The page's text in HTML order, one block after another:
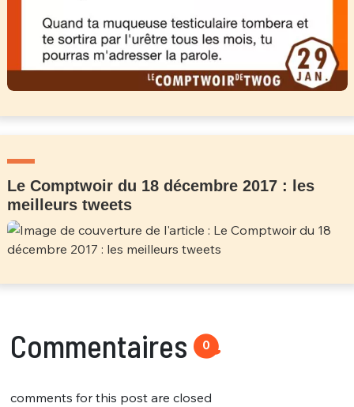
Le Comptwoir du 18 décembre 2017 : les
meilleurs tweets
Commentaires 0
comments for this post are closed